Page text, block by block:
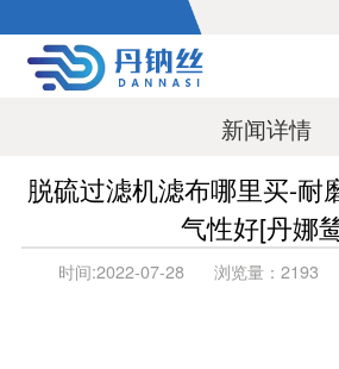
新闻详情
脱硫过滤机滤布哪里买-耐
气性好[丹娜
时间:2022-07-28 浏览量： 2193